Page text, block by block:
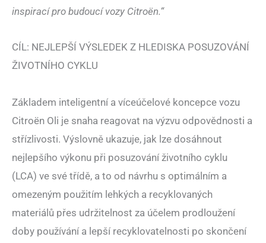
inspirací pro budoucí vozy Citroën.“
CÍL: NEJLEPŠÍ VÝSLEDEK Z HLEDISKA POSUZOVÁNÍ
ŽIVOTNÍHO CYKLU
Základem inteligentní a víceúčelové koncepce vozu
Citroën Oli je snaha reagovat na výzvu odpovědnosti a
střízlivosti. Výslovně ukazuje, jak lze dosáhnout
nejlepšího výkonu při posuzování životního cyklu
(LCA) ve své třídě, a to od návrhu s optimálním a
omezeným použitím lehkých a recyklovaných
materiálů přes udržitelnost za účelem prodloužení
doby používání a lepší recyklovatelnosti po skončení